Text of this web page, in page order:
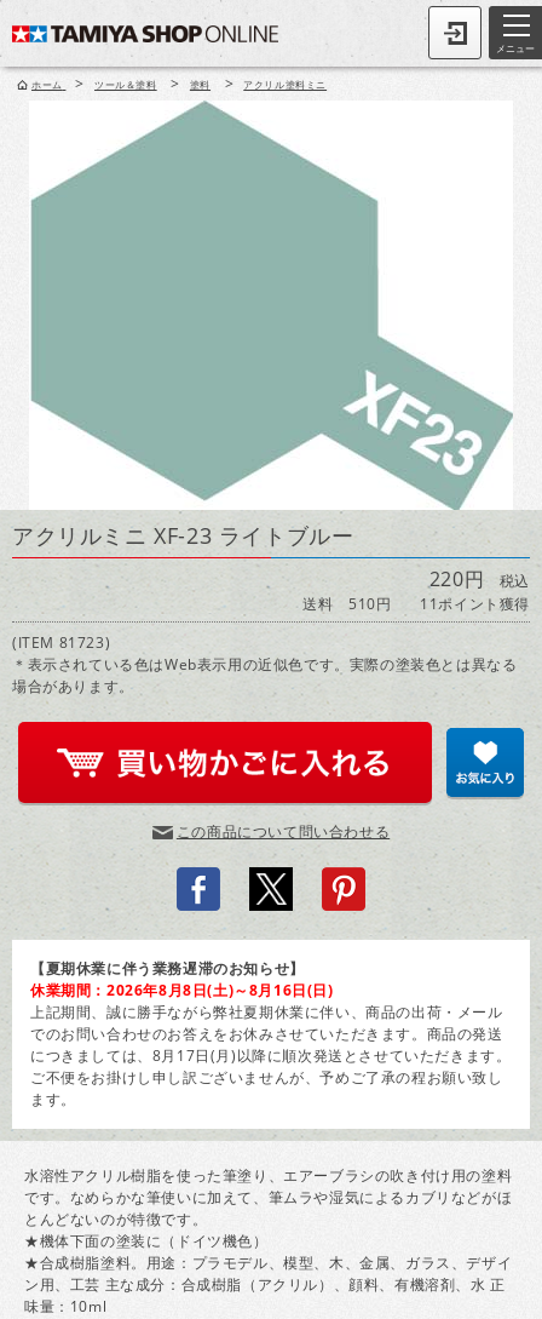
メニュー
ホーム > ツール＆塗料 > 塗料 > アクリル塗料ミニ
アクリルミニ XF-23 ライトブルー
220円 税込
送料 510円
11ポイント獲得
(ITEM 81723)
＊表示されている色はWeb表示用の近似色です。実際の塗装色とは異なる
場合があります。
この商品について問い合わせる
【夏期休業に伴う業務遅滞のお知らせ】
休業期間：2026年8月8日(土)～8月16日(日)
上記期間、誠に勝手ながら弊社夏期休業に伴い、商品の出荷・メール
でのお問い合わせのお答えをお休みさせていただきます。商品の発送
につきましては、8月17日(月)以降に順次発送とさせていただきます。
ご不便をお掛けし申し訳ございませんが、予めご了承の程お願い致し
ます。
水溶性アクリル樹脂を使った筆塗り、エアーブラシの吹き付け用の塗料
です。なめらかな筆使いに加えて、筆ムラや湿気によるカブリなどがほ
とんどないのが特徴です。
★機体下面の塗装に（ドイツ機色）
★合成樹脂塗料。用途：プラモデル、模型、木、金属、ガラス、デザイ
ン用、工芸 主な成分：合成樹脂（アクリル）、顔料、有機溶剤、水 正
味量：10ml